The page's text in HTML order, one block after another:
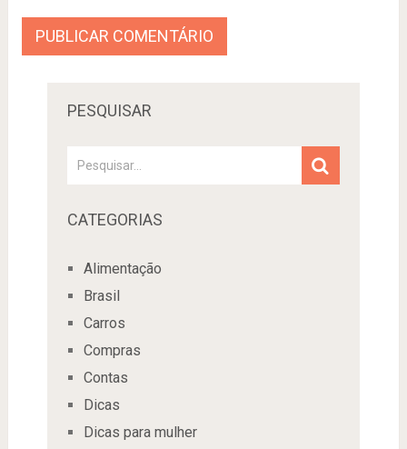
PESQUISAR
CATEGORIAS
Alimentação
Brasil
Carros
Compras
Contas
Dicas
Dicas para mulher